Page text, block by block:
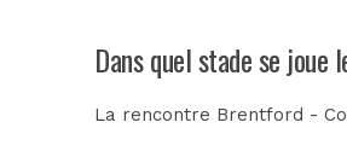
Dans quel stade se
La rencontre Brentford -